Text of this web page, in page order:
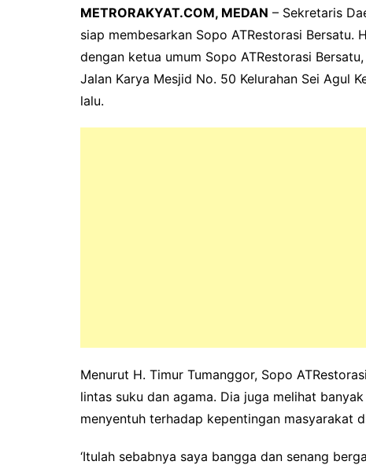
METRORAKYAT.COM, MEDAN – Sekretaris
siap membesarkan Sopo ATRestorasi
dengan ketua umum Sopo ATRestorasi
Jalan Karya Mesjid No. 50 Kelurahan Sei Agul
lalu.
Menurut H. Timur Tumanggor, Sopo
lintas suku dan agama. Dia juga melihat
menyentuh terhadap kepentingan masyarakat
‘Itulah sebabnya saya bangga dan senang